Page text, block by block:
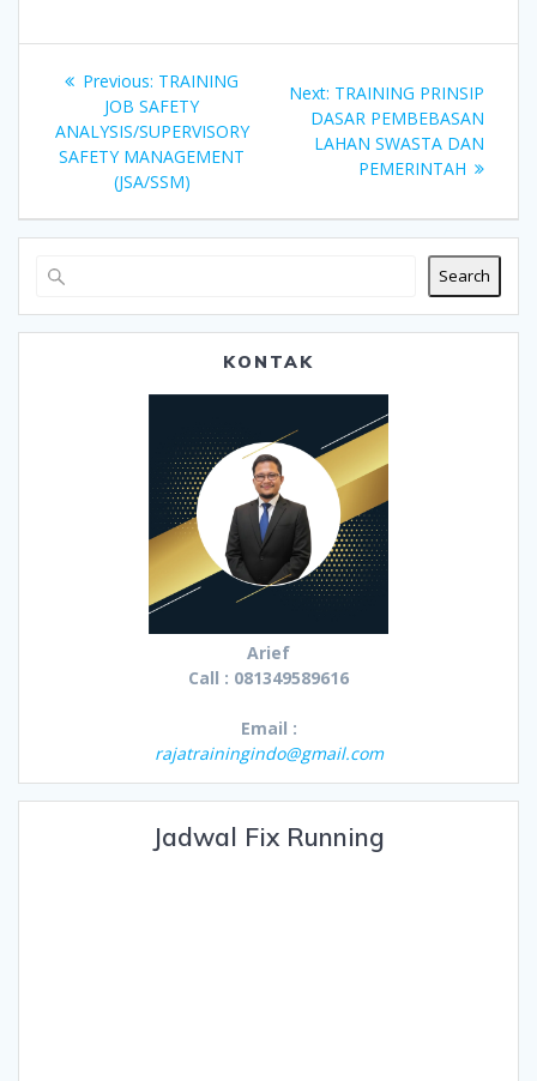
Post
navigation
Previous: Previous
post:
TRAINING
JOB SAFETY
ANALYSIS/SUPERVISORY
SAFETY MANAGEMENT
(JSA/SSM)
Next: Next
post:
TRAINING PRINSIP
DASAR PEMBEBASAN
LAHAN SWASTA DAN
PEMERINTAH
Search
KONTAK
Arief
Call : 081349589616
Email :
rajatrainingindo@gmail.com
Jadwal Fix Running